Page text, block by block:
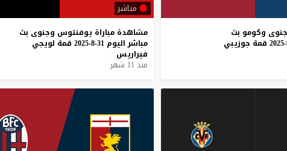
جنوى وكومو بث
قمة جوزيبي
مباشر
مشاهدة مباراة يوفنتوس وجنوى بث
مباشر اليوم 31-8-2025 قمة لويجي
فيراريس
منذ 11 شهر